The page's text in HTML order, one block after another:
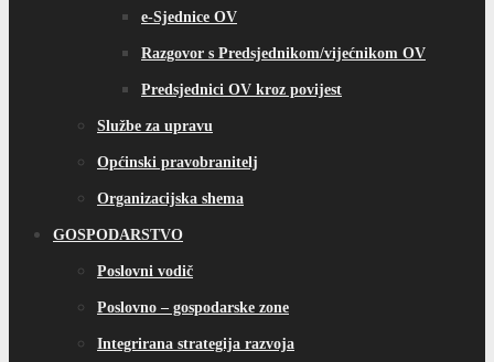
e-Sjednice OV
Razgovor s Predsjednikom/vijećnikom OV
Predsjednici OV kroz povijest
Službe za upravu
Općinski pravobranitelj
Organizacijska shema
GOSPODARSTVO
Poslovni vodič
Poslovno – gospodarske zone
Integrirana strategija razvoja